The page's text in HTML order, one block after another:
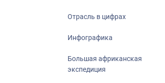
Отрасль в цифрах
Инфографика
Большая африканская
экспедиция